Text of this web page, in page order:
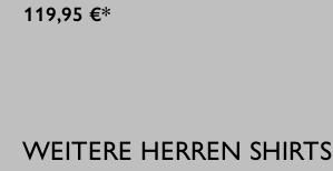
119,95 €*
WEITERE HERREN SHIRTS